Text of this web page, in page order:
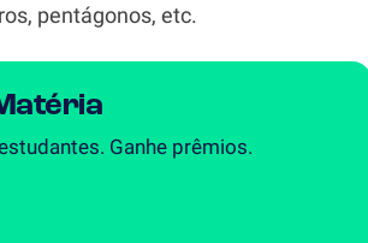
pentágonos, etc.
Ganhe prêmios.